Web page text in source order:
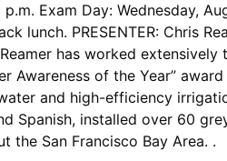
Exam Day: Wednesday,
lunch. PRESENTER: Chris
has worked
of the Year”
and high-efficiency
Spanish, installed over 60
the San Francisco Bay Area. .